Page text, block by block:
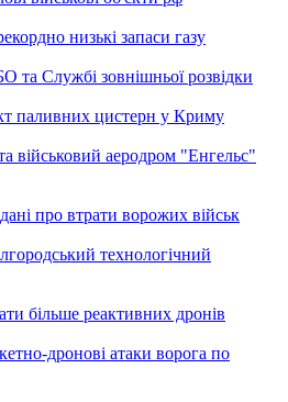
низькі запаси газу
та Службі зовнішньої розвідки
паливних цистерн у Криму
військовий аеродром "Енгельс"
про втрати ворожих військ
технологічний
більше реактивних дронів
дронові атаки ворога по